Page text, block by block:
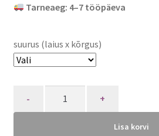
Tarneaeg: 4–7 tööpäeva
suurus (laius x kõrgus)
Lisa korvi